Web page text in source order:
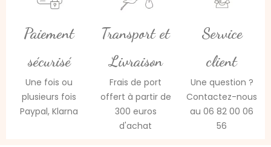
Paiement
sécurisé
Une fois ou
plusieurs fois
Paypal, Klarna
Transport et
Livraison
Frais de port
offert à partir de
300 euros
d'achat
Service
client
Une question ?
Contactez-nous
au 06 82 00 06
56